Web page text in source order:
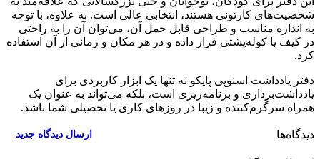
شخصیت‌های کارتونی هستند، انتخابی عالی است. به علاوه، با توجه
به اندازه مناسب و طراحی قابل حمل آن، می‌توان آن را به راحتی
در کیف یا کوله‌پشتی قرار داده و در هر مکان و زمانی از آن استفاده
کرد.
دفتر یادداشت اسنوپی پاپکو نه تنها یک ابزار کاربردی برای
یادداشت‌برداری و برنامه‌ریزی است، بلکه می‌تواند به عنوان یک
همراه سرگرم‌کننده و زیبا در روزهای کاری یا تحصیلی شما باشد.
دیدگاه‌ها ارسال دیدگاه جدید